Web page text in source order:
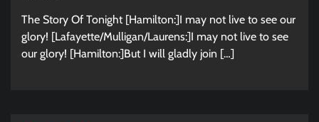
The Story Of Tonight [Hamilton:]I may not live to see our
glory! [Lafayette/Mulligan/Laurens:]I may not live to see
our glory! [Hamilton:]But I will gladly join […]